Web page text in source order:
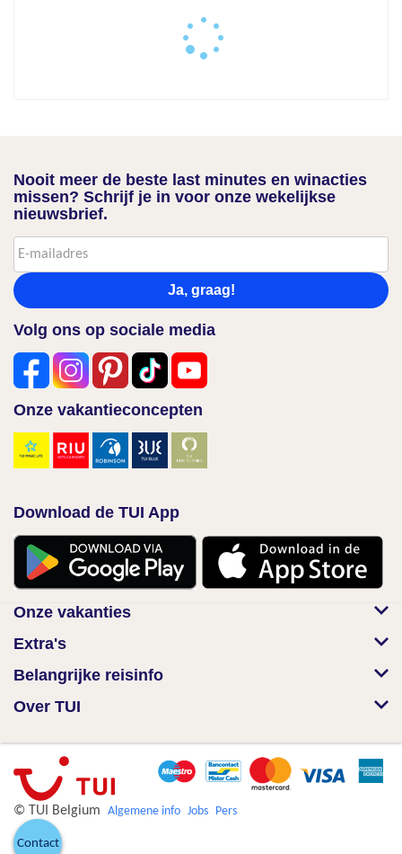
Nooit meer de beste last minutes en winacties
missen? Schrijf je in voor onze wekelijkse
nieuwsbrief.
Ja, graag!
Volg ons op sociale media
Onze vakantieconcepten
Download de TUI App
Onze vakanties
Extra's
Belangrijke reisinfo
Over TUI
© TUI Belgium Algemene info Jobs Pers
Contact